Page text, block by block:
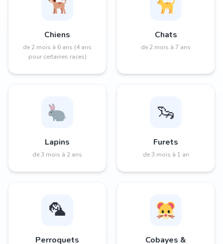
Chiens
de 2 mois à 6 ans (4 ans
pour certaines races)
Chats
de 2 mois à 7 ans
Lapins
de 3 mois à 2 ans
🦦
Furets
de 3 mois à 1 an
🦜
Perroquets
Cobayes &